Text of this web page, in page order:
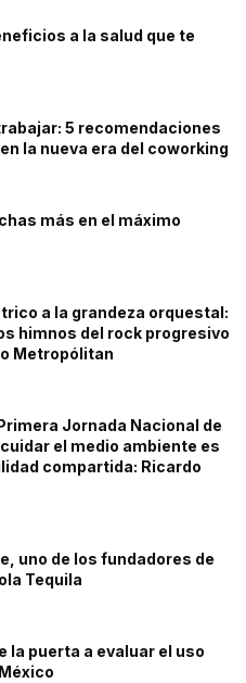
a la salud que te
5 recomendaciones
la nueva era del coworking
más en el máximo
a la grandeza orquestal:
himnos del rock progresivo
Metropólitan
Jornada Nacional de
el medio ambiente es
compartida: Ricardo
uno de los fundadores de
Tequila
la puerta a evaluar el uso